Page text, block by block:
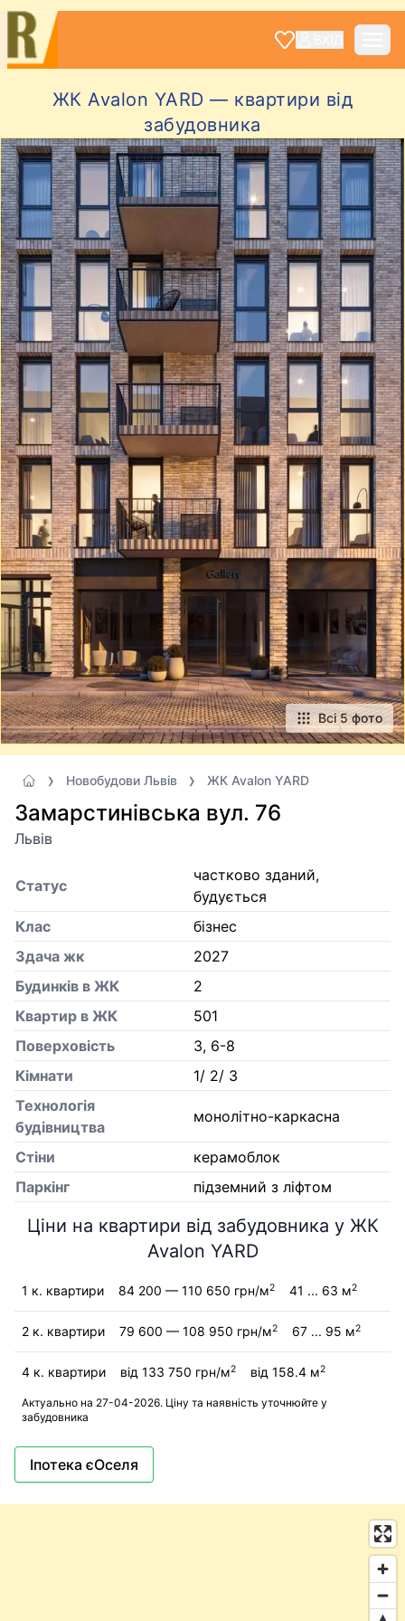
ЖК Avalon YARD — квартири від
забудовника
Всі 5 фото
Новобудови Львів ЖК Avalon YARD
Замарстинівська вул. 76
Львів
Статус
частково зданий,
будується
Клас
бізнес
Здача жк
2027
Будинків в ЖК
2
Квартир в ЖК
501
Поверховість
3, 6-8
Кiмнати
1/ 2/ 3
Технологія
будівництва
монолітно-каркасна
Стіни
керамоблок
Паркінг
підземний з ліфтом
Ціни на квартири від забудовника у ЖК
Avalon YARD
1 к. квартири 84 200 — 110 650 грн/м2 41 ... 63 м2
2 к. квартири 79 600 — 108 950 грн/м2 67 ... 95 м2
4 к. квартири від 133 750 грн/м2 від 158.4 м2
Актуально на 27-04-2026. Ціну та наявність уточнюйте у
забудовника
Іпотека єОселя